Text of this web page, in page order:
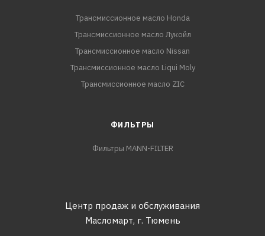
Трансмиссионное масло Honda
Трансмиссионное масло Лукойл
Трансмиссионное масло Nissan
Трансмиссионное масло Liqui Moly
Трансмиссионное масло ZIC
ФИЛЬТРЫ
Фильтры MANN-FILTER
Центр продаж и обслуживания
Масломарт, г. Тюмень